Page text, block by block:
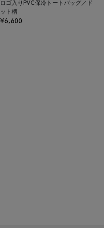
ロゴ入りPVC保冷トートバッグ／ド
ット柄
¥6,600